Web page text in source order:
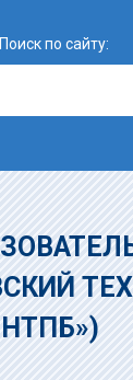
Поиск по сайту: